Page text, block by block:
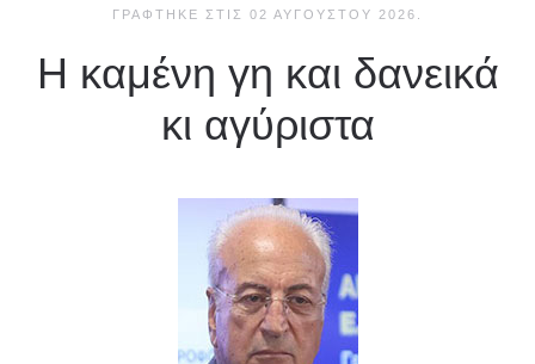
ΓΡΆΦΤΗΚΕ ΣΤΙΣ 02 ΑΥΓΟΎΣΤΟΥ 2026
Η καμένη γη και δανεικά
κι αγύριστα